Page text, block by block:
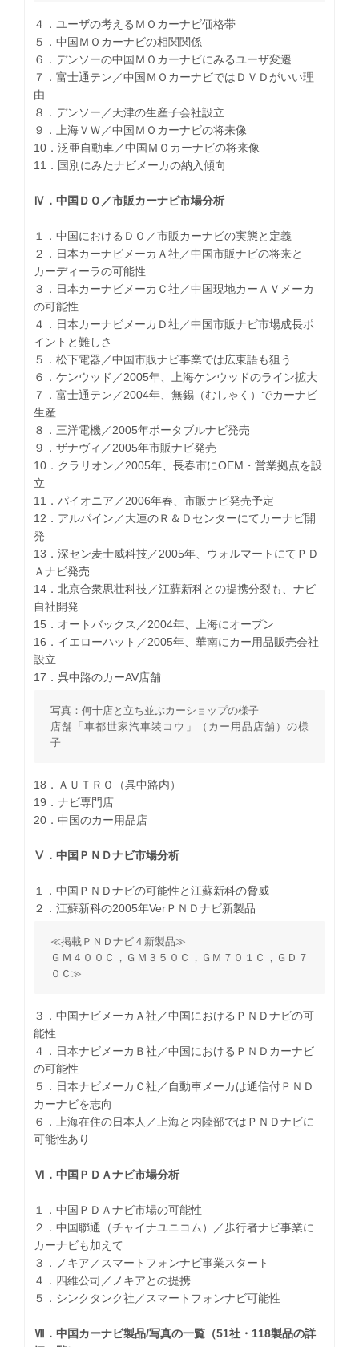
４．ユーザの考えるＭＯカーナビ価格帯
５．中国ＭＯカーナビの相関関係
６．デンソーの中国ＭＯカーナビにみるユーザ変遷
７．富士通テン／中国ＭＯカーナビではＤＶＤがいい理
由
８．デンソー／天津の生産子会社設立
９．上海ＶＷ／中国ＭＯカーナビの将来像
10．泛亜自動車／中国ＭＯカーナビの将来像
11．国別にみたナビメーカの納入傾向
Ⅳ．中国ＤＯ／市販カーナビ市場分析
１．中国におけるＤＯ／市販カーナビの実態と定義
２．日本カーナビメーカＡ社／中国市販ナビの将来と
カーディーラの可能性
３．日本カーナビメーカＣ社／中国現地カーＡＶメーカ
の可能性
４．日本カーナビメーカＤ社／中国市販ナビ市場成長ポ
イントと難しさ
５．松下電器／中国市販ナビ事業では広東語も狙う
６．ケンウッド／2005年、上海ケンウッドのライン拡大
７．富士通テン／2004年、無錫（むしゃく）でカーナビ
生産
８．三洋電機／2005年ポータブルナビ発売
９．ザナヴィ／2005年市販ナビ発売
10．クラリオン／2005年、長春市にOEM・営業拠点を設
立
11．パイオニア／2006年春、市販ナビ発売予定
12．アルパイン／大連のＲ＆Ｄセンターにてカーナビ開
発
13．深セン麦士威科技／2005年、ウォルマートにてＰＤ
Ａナビ発売
14．北京合衆思壮科技／江蘚新科との提携分裂も、ナビ
自社開発
15．オートバックス／2004年、上海にオープン
16．イエローハット／2005年、華南にカー用品販売会社
設立
17．呉中路のカーAV店舗
写真：何十店と立ち並ぶカーショップの様子
店舗「車都世家汽車装コウ」（カー用品店舗）の様
子
18．ＡＵＴＲＯ（呉中路内）
19．ナビ専門店
20．中国のカー用品店
Ⅴ．中国ＰＮＤナビ市場分析
１．中国ＰＮＤナビの可能性と江蘇新科の脅威
２．江蘇新科の2005年VerＰＮＤナビ新製品
≪掲載ＰＮＤナビ４新製品≫
ＧＭ４００Ｃ，ＧＭ３５０Ｃ，ＧＭ７０１Ｃ，ＧＤ７
０Ｃ≫
３．中国ナビメーカＡ社／中国におけるＰＮＤナビの可
能性
４．日本ナビメーカＢ社／中国におけるＰＮＤカーナビ
の可能性
５．日本ナビメーカＣ社／自動車メーカは通信付ＰＮＤ
カーナビを志向
６．上海在住の日本人／上海と内陸部ではＰＮＤナビに
可能性あり
Ⅵ．中国ＰＤＡナビ市場分析
１．中国ＰＤＡナビ市場の可能性
２．中国聯通（チャイナユニコム）／歩行者ナビ事業に
カーナビも加えて
３．ノキア／スマートフォンナビ事業スタート
４．四維公司／ノキアとの提携
５．シンクタンク社／スマートフォンナビ可能性
Ⅶ．中国カーナビ製品/写真の一覧（51社・118製品の詳